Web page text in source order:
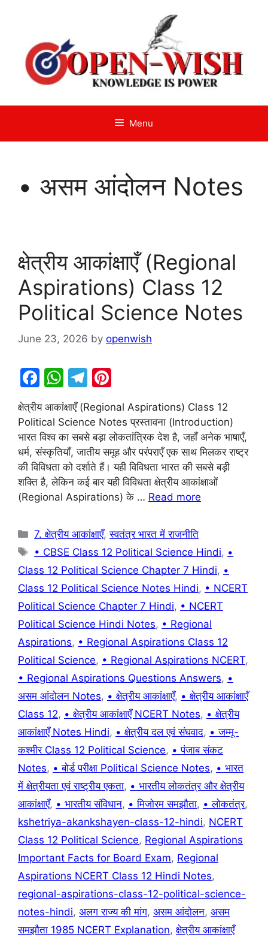
Menu
• असम आंदोलन Notes
क्षेत्रीय आकांक्षाएँ (Regional
Aspirations) Class 12
Political Science Notes
June 23, 2026 by openwish
F
c
e
b
o
o
W
h
at
s
A
p
p
T
el
e
gr
a
m
nt
er
e
st
क्षेत्रीय आकांक्षाएँ (Regional Aspirations) Class 12
Political Science Notes प्रस्तावना (Introduction)
भारत विश्व का सबसे बड़ा लोकतांत्रिक देश है, जहाँ अनेक भाषाएँ,
धर्म, संस्कृतियाँ, जातीय समूह और परंपराएँ एक साथ मिलकर राष्ट्र
की विविधता को दर्शाते हैं। यही विविधता भारत की सबसे बड़ी
शक्ति है, लेकिन कई बार यही विविधता क्षेत्रीय आकांक्षाओं
(Regional Aspirations) के … Read more
Categories
7. क्षेत्रीय आकांक्षाएँ,स्वतंत्र भारत में राजनीति
Tags
• CBSE Class 12 Political Science Hindi, •
Class 12 Political Science Chapter 7 Hindi, •
Class 12 Political Science Notes Hindi, • NCERT
Political Science Chapter 7 Hindi, • NCERT
Political Science Hindi Notes, • Regional
Aspirations, • Regional Aspirations Class 12
Political Science, • Regional Aspirations NCERT,
• Regional Aspirations Questions Answers, •
असम आंदोलन Notes, • क्षेत्रीय आकांक्षाएँ, • क्षेत्रीय आकांक्षाएँ
Class 12, • क्षेत्रीय आकांक्षाएँ NCERT Notes, • क्षेत्रीय
आकांक्षाएँ Notes Hindi, • क्षेत्रीय दल एवं संघवाद, • जम्मू-
कश्मीर Class 12 Political Science, • पंजाब संकट
Notes, • बोर्ड परीक्षा Political Science Notes, • भारत
में क्षेत्रीयता एवं राष्ट्रीय एकता, • भारतीय लोकतंत्र और क्षेत्रीय
आकांक्षाएँ, • भारतीय संविधान, • मिजोरम समझौता, • लोकतंत्र,
kshetriya-akankshayen-class-12-hindi, NCERT
Class 12 Political Science, Regional Aspirations
Important Facts for Board Exam, Regional
Aspirations NCERT Class 12 Hindi Notes,
regional-aspirations-class-12-political-science-
notes-hindi, अलग राज्य की मांग, असम आंदोलन, असम
समझौता 1985 NCERT Explanation, क्षेत्रीय आकांक्षाएँ